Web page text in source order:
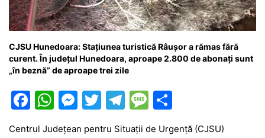
CJSU Hunedoara: Stațiunea turistică Râușor a rămas fără
curent. În județul Hunedoara, aproape 2.800 de abonați sunt
„în beznă” de aproape trei zile
F
W M T
T
el
M
Centrul Județean pentru Situații de Urgență (CJSU)